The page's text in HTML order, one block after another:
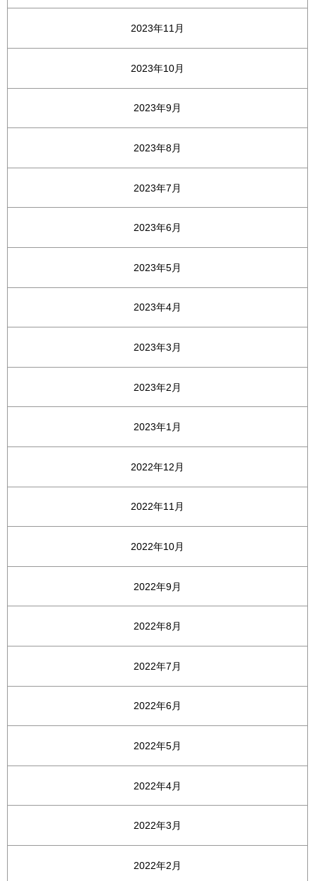
2023年11月
2023年10月
2023年9月
2023年8月
2023年7月
2023年6月
2023年5月
2023年4月
2023年3月
2023年2月
2023年1月
2022年12月
2022年11月
2022年10月
2022年9月
2022年8月
2022年7月
2022年6月
2022年5月
2022年4月
2022年3月
2022年2月